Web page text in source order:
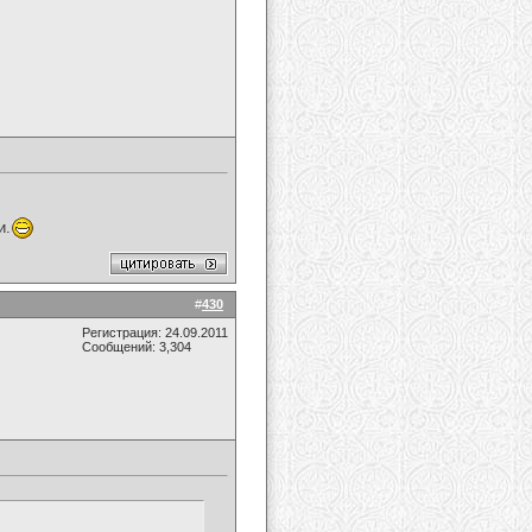
#430
Регистрация: 24.09.2011
Сообщений: 3,304